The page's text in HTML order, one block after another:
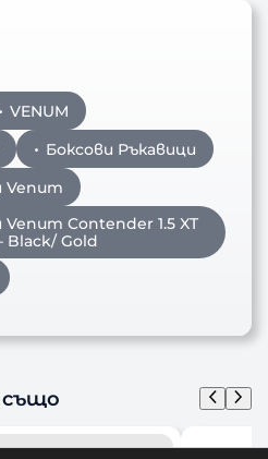
VENUM
Боксови Ръкавици
Venum
Contender 1.5 XT
Black/ Gold